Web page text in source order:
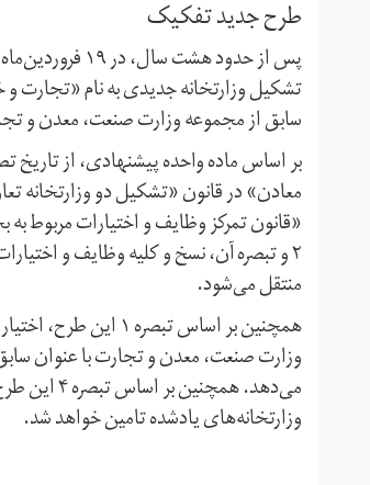
طرح جدید تفکیک
پس از حدود
تشکیل وزارتخانه جدیدی به نام «تجارت و
سابق از مجموعه وزارت صنعت، معدن و
بر اساس ماده واحده پیشنهادی، از تاریخ
۲ و تبصره آن، نسخ و کلیه وظایف و
منتقل می‌شود.
وزارت صنعت، معدن و تجارت با عنوان
می‌دهد.
وزارتخانه‌های یادشده تامین خواهد شد.